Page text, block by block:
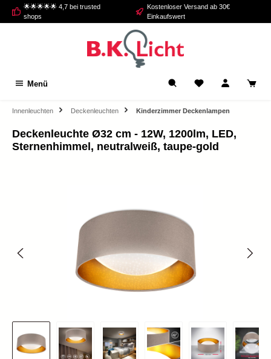
springen
🌟🌟🌟🌟🌟 4,7 bei trusted
shops
Kostenloser Versand ab 30€
Einkaufswert
Menü
Innenleuchten Deckenleuchten Kinderzimmer Deckenlampen
Deckenleuchte Ø32 cm - 12W, 1200lm, LED,
Sternenhimmel, neutralweiß, taupe-gold